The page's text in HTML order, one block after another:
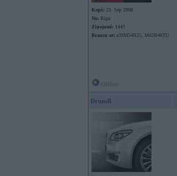
Kopš: 23. Sep 2008
No: Rīga
Ziņojumi: 1443
Braucu ar: e39M54B25, M62B46TU
DrumB